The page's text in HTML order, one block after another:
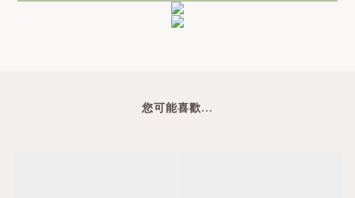
您可能喜歡...